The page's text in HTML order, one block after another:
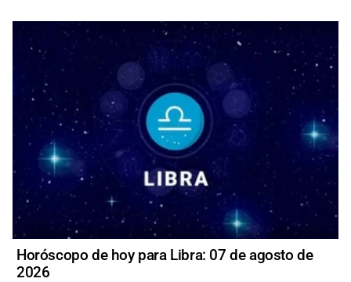
Horóscopo de hoy para Libra: 07 de agosto de
2026